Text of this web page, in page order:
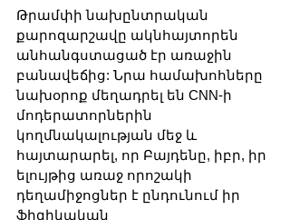
Թրամփի նախընտրական
քարոզարշավը ակնհայտորեն
անհանգստացած էր առաջին
բանավեճից: Նրա համախոհները
նախօրոք մեղադրել են CNN-ի
մոդերատորներին
կողմնակալության մեջ և
հայտարարել, որ Բայդենը, իբր, իր
ելույթից առաջ որոշակի
դեղամիջոցներ է ընդունում իր
ֆիզիկական